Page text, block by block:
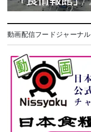
動画配信フードジャーナル